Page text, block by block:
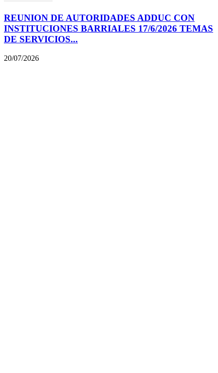
REUNION DE AUTORIDADES ADDUC CON
INSTITUCIONES BARRIALES 17/6/2026 TEMAS
DE SERVICIOS...
20/07/2026